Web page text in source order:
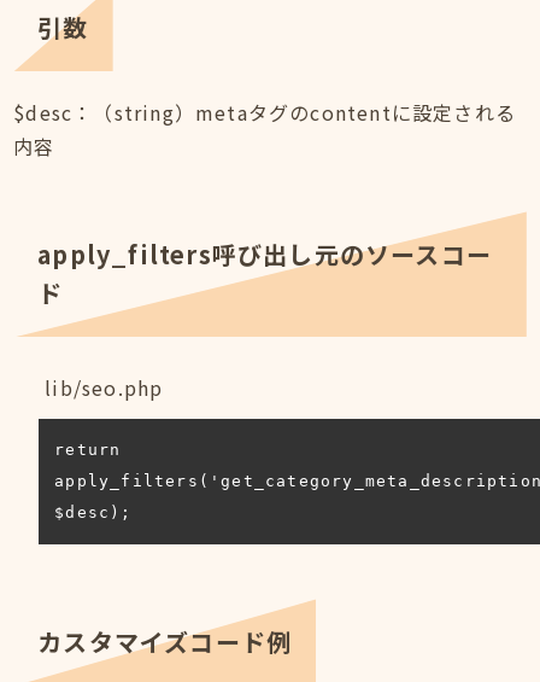
引数
$desc：（string）metaタグのcontentに設定される
内容
apply_filters呼び出し元のソースコー
ド
lib/seo.php
return
$desc);
カスタマイズコード例